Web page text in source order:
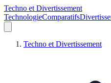
Techno et Divertissement
TechnologieComparatifs
Techno et Divertissement